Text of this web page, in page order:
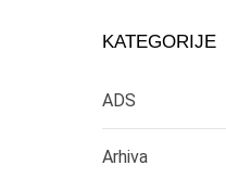
KATEGORIJE
ADS
Arhiva